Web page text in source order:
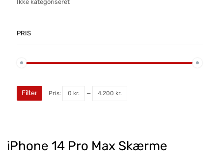
iPhone 14 Pro Max Skærme
Ikke kategoriseret
PRIS
Filter Pris: 0 kr. — 4.200 kr.